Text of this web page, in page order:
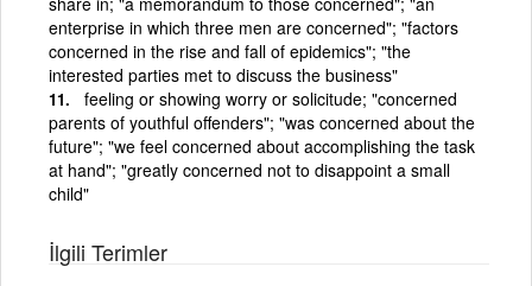
enterprise in which three men are concerned"; "factors
concerned in the rise and fall of epidemics"; "the
interested parties met to discuss the business"
feeling or showing worry or solicitude; "concerned
parents of youthful offenders"; "was concerned about the
future"; "we feel concerned about accomplishing the task
at hand"; "greatly concerned not to disappoint a small
child"
İlgili Terimler